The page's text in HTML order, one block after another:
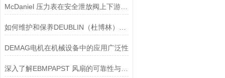
McDaniel 压力表在安全泄放阀上下游压力监测中的应用
DEMAG电机在机械设备中的应用广泛性
深入了解EBMPAPST 风扇的可靠性与耐用性